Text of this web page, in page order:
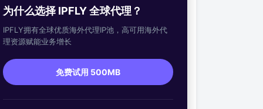
为什么选择 IPFLY 全球代理？
IPFLY拥有全球优质海外代理IP池，高可用海外代
理资源赋能业务增长
免费试用 500MB